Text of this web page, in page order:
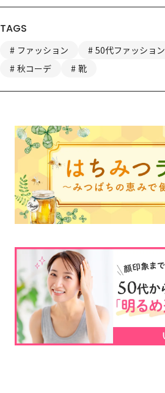
TAGS
ファッション 50代ファッション
秋コーデ
靴